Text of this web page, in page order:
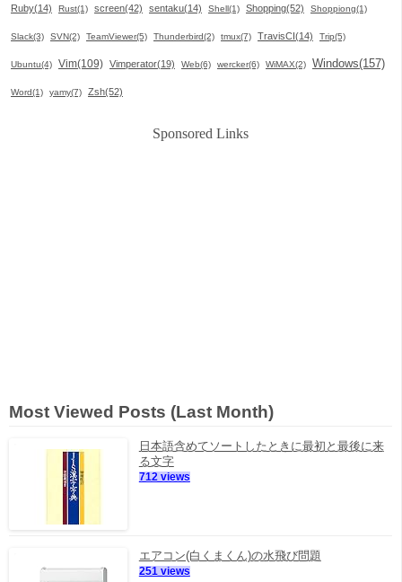
Ruby(14) Rust(1) screen(42) sentaku(14) Shell(1) Shopping(52) Shoppiong(1)
Slack(3) SVN(2) TeamViewer(5) Thunderbird(2) tmux(7) TravisCI(14) Trip(5)
Ubuntu(4) Vim(109) Vimperator(19) Web(6) wercker(6) WiMAX(2) Windows(157)
Word(1) yamy(7) Zsh(52)
Sponsored Links
Most Viewed Posts (Last Month)
日本語含めてソートしたときに最初と最後に来
る文字
712 views
エアコン(白くまくん)の水飛び問題
251 views